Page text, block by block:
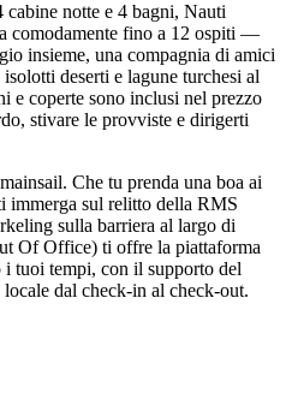
notte e 4 bagni, Nauti
comodamente fino a 12 ospiti —
insieme, una compagnia di amici
deserti e lagune turchesi al
e coperte sono inclusi nel prezzo
stivare le provviste e dirigerti
Che tu prenda una boa ai
immerga sul relitto della RMS
sulla barriera al largo di
Of Office) ti offre la piattaforma
i tuoi tempi, con il supporto del
dal check-in al check-out.